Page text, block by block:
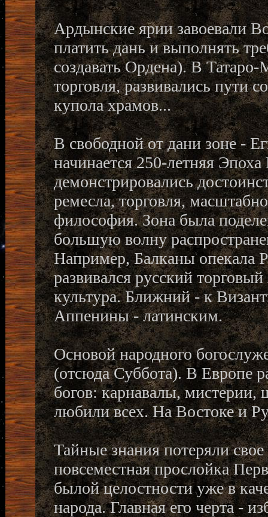
Ардынские ярии завоевали
платить дань и выполнять
создавать Ордена). В
торговля, развивались пути
купола храмов...
В свободной от дани зоне -
начинается 250-летняя
демонстрировались
ремесла, торговля,
философия. Зона была
большую волну
Например, Балканы опекала
развивался русский
культура. Ближний - к
Аппенины - латинским.
Основой народного
(отсюда Суббота). В Европе
богов: карнавалы,
любили всех. На Востоке и
Тайные знания потеряли
повсеместная прослойка
былой целостности уже в
народа. Главная его черта -